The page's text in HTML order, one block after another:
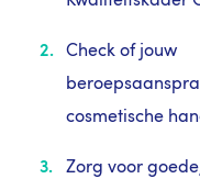
Check of jouw
cosmetische
Zorg voor